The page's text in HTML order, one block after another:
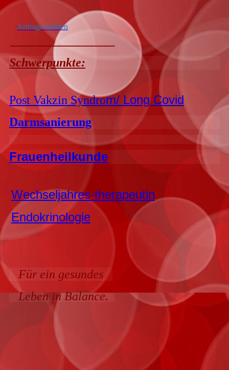
Anfrage senden
_________________
Schwerpunkte:
Post Vakzin Syndrom/ Long Covid
Darmsanierung
Frauenheilkunde
Wechseljahres-therapeutin
Endokrinologie
Für ein gesundes
Leben in Balance.